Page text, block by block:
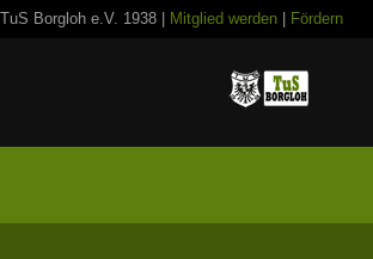
TuS Borgloh e.V. 1938 | Mitglied werden Fördern